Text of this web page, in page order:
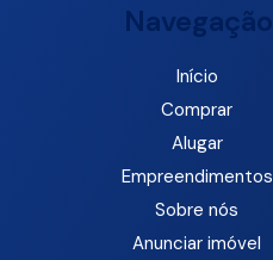
Navegação
Início
Comprar
Alugar
Empreendimentos
Sobre nós
Anunciar imóvel